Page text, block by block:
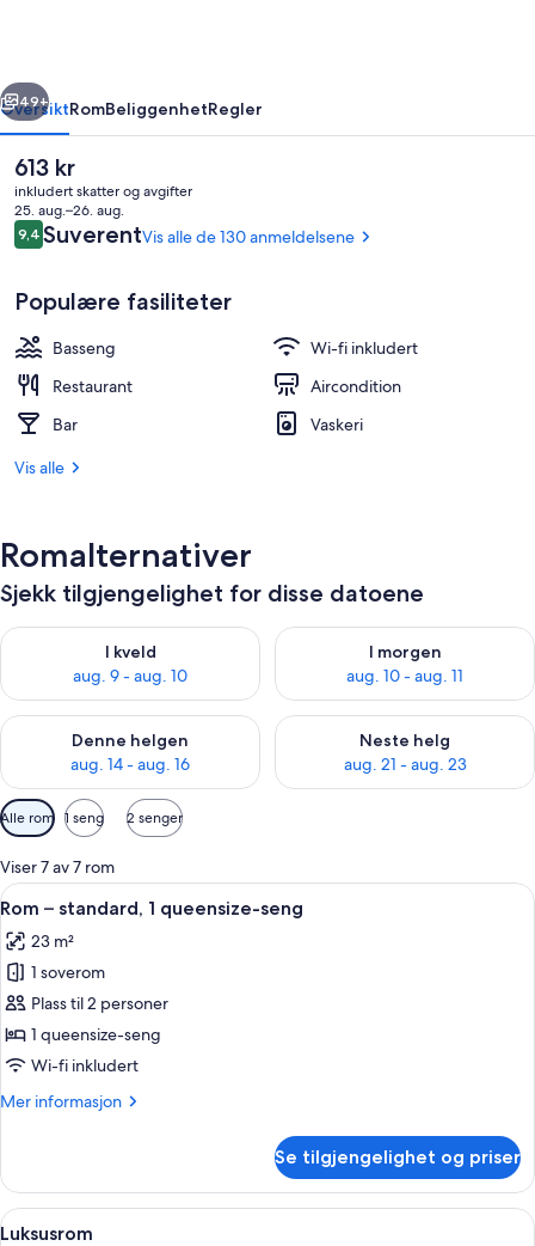
Utendørsbasseng
Neste
49+
OversiktRomBeliggenhetRegler
Den
nåværende
prisen
er
613 kr
613 kr
inkludert skatter og avgifter
25. aug.–26. aug.
Anmeldelser
9,49,4 av 10 –
SuverentVis alle de 130 anmeldelsene
Populære fasiliteter
Basseng
Wi-fi inkludert
Restaurant
Aircondition
Bar
Vaskeri
Vis alle
Romalternativer
Sjekk tilgjengelighet for disse datoene
I kveld
aug. 9 - aug. 10
Sjekk tilgjengelighet for i kveld, aug. 9 - aug. 10
I morgen
aug. 10 - aug. 11
Sjekk tilgjengelighet for i
Denne helgen
aug. 14 - aug. 16
Sjekk tilgjengelighet for denne helgen, aug. 14 - aug. 16
Neste helg
aug. 21 - aug. 23
Sjekk tilgjengelighet for
Tilgjengelige
filtre
for
rom
Alle rom 1 seng 2 senger
Viser 7 av 7 rom
Åpne
alle
bildene
av
Rom
–
standard,
queensize-
Rom – standard, 1 queensize-seng |
8
Rom – standard, 1 queensize-seng
23 m²
1 soverom
Plass til 2 personer
1 queensize-seng
Wi-fi inkludert
Mer informasjon
Mer
–
standard,
1
Se tilgjengelighet og priser
Åpne
6
Luksusrom